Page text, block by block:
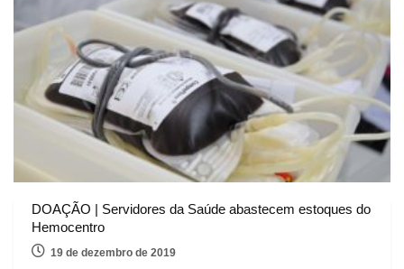
DOAÇÃO | Servidores da Saúde abastecem estoques do
Hemocentro
19 de dezembro de 2019